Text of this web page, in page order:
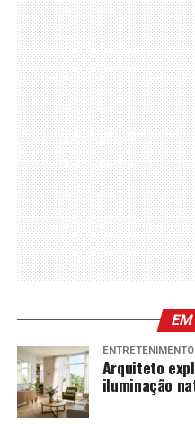
ENTRETENIMENTO
Arquiteto
iluminação